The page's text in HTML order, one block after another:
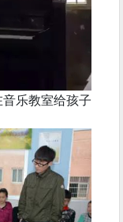
乐教室给孩子